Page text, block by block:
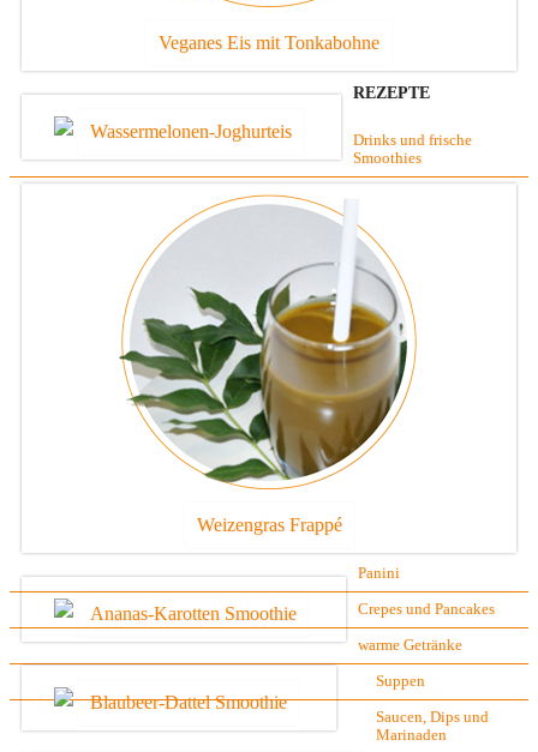
Veganes Eis mit Tonkabohne
Wassermelonen-Joghurteis
Weizengras Frappé
Ananas-Karotten Smoothie
Blaubeer-Dattel Smoothie
REZEPTE
Drinks und frische
Smoothies
Panini
Crepes und Pancakes
warme Getränke
Suppen
Saucen, Dips und
Marinaden